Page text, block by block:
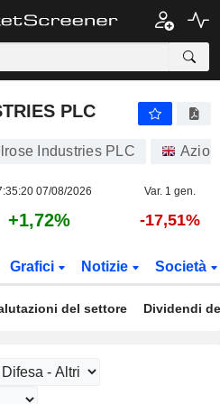
PLC
PLC
Industries PLC
07/08/2026 Var. 1 gen.
+1,72% -17,51%
Grafici Notizie Società
del settore Dividendi